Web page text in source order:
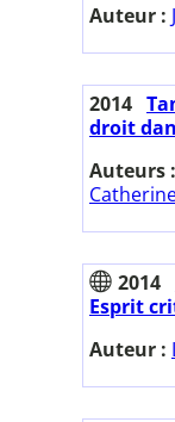
Auteur :
2014
droit
Auteurs :
2014
Esprit
Auteur :